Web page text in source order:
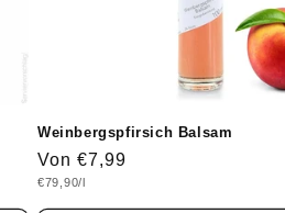
Weinbergspfirsich Balsam
Normaler
Preis
Von €7,99
Grundpreis
€79,90/l